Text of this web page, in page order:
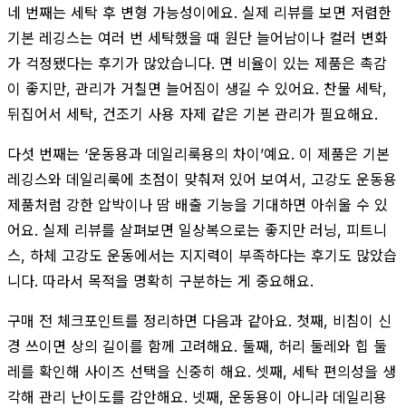
네 번째는 세탁 후 변형 가능성이에요. 실제 리뷰를 보면 저렴한
기본 레깅스는 여러 번 세탁했을 때 원단 늘어남이나 컬러 변화
가 걱정됐다는 후기가 많았습니다. 면 비율이 있는 제품은 촉감
이 좋지만, 관리가 거칠면 늘어짐이 생길 수 있어요. 찬물 세탁,
뒤집어서 세탁, 건조기 사용 자제 같은 기본 관리가 필요해요.
다섯 번째는 ‘운동용과 데일리룩용의 차이’예요. 이 제품은 기본
레깅스와 데일리룩에 초점이 맞춰져 있어 보여서, 고강도 운동용
제품처럼 강한 압박이나 땀 배출 기능을 기대하면 아쉬울 수 있
어요. 실제 리뷰를 살펴보면 일상복으로는 좋지만 러닝, 피트니
스, 하체 고강도 운동에서는 지지력이 부족하다는 후기도 많았습
니다. 따라서 목적을 명확히 구분하는 게 중요해요.
구매 전 체크포인트를 정리하면 다음과 같아요. 첫째, 비침이 신
경 쓰이면 상의 길이를 함께 고려해요. 둘째, 허리 둘레와 힙 둘
레를 확인해 사이즈 선택을 신중히 해요. 셋째, 세탁 편의성을 생
각해 관리 난이도를 감안해요. 넷째, 운동용이 아니라 데일리용